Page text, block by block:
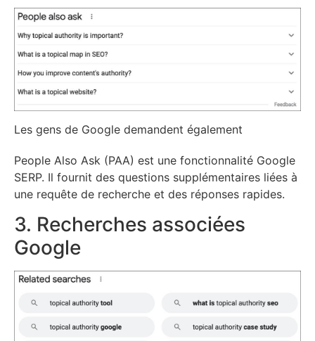
Les gens de Google demandent également
People Also Ask (PAA) est une fonctionnalité Google
SERP. Il fournit des questions supplémentaires liées à
une requête de recherche et des réponses rapides.
3. Recherches associées
Google